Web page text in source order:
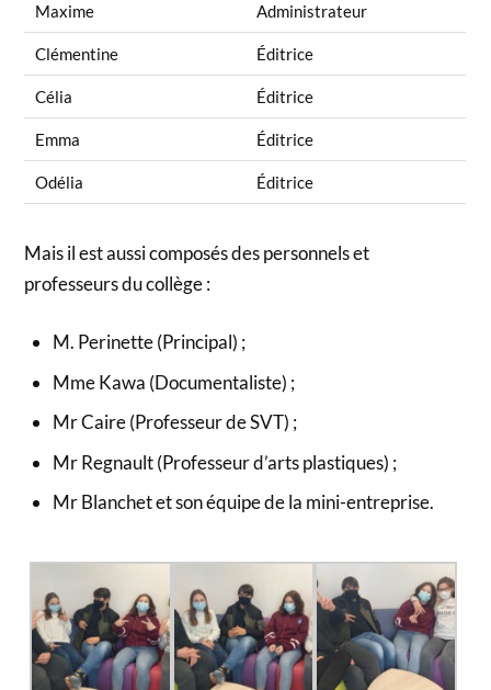
Maxime Administrateur
Clémentine Éditrice
Célia Éditrice
Emma Éditrice
Odélia Éditrice
Mais il est aussi composés des personnels et
professeurs du collège :
M. Perinette (Principal) ;
Mme Kawa (Documentaliste) ;
Mr Caire (Professeur de SVT) ;
Mr Regnault (Professeur d’arts plastiques) ;
Mr Blanchet et son équipe de la mini-entreprise.